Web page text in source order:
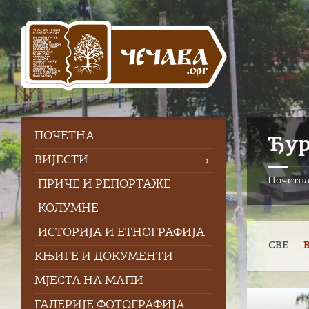
Skip
content
Skip
left
sidebar
Skip
footer
Почетна
СВЕ
ПOЧЕТНА
ВИЈЕСТИ
ПРИЧЕ И РЕПОРТАЖЕ
КОЛУМНЕ
ИСТОРИЈА И ЕТНОГРАФИЈА
КЊИГЕ И ДОКУМЕНТИ
МЈЕСТА НА МАПИ
ГАЛЕРИЈЕ ФОТОГРАФИЈА